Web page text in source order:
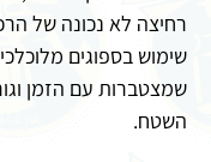
רחיצה לא נכונה של
שימוש בספוגים
שמצטברות עם הזמן
השטח.